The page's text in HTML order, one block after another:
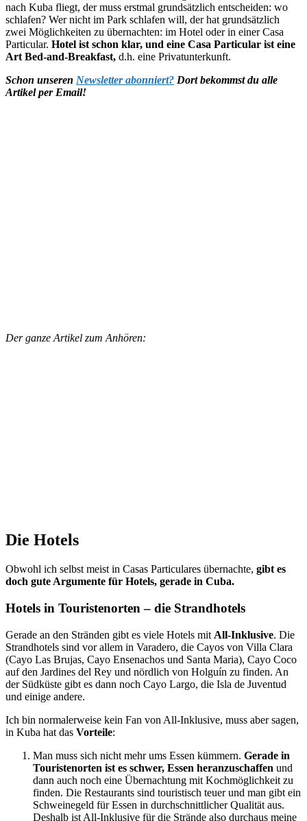
nach Kuba fliegt, der muss erstmal grundsätzlich entscheiden: wo
schlafen? Wer nicht im Park schlafen will, der hat grundsätzlich
zwei Möglichkeiten zu übernachten: im Hotel oder in einer Casa
Particular. Hotel ist schon klar, und eine Casa Particular ist eine
Art Bed-and-Breakfast, d.h. eine Privatunterkunft.
Schon unseren Newsletter abonniert? Dort bekommst du alle
Artikel per Email!
Der ganze Artikel zum Anhören:
Die Hotels
Obwohl ich selbst meist in Casas Particulares übernachte, gibt es
doch gute Argumente für Hotels, gerade in Cuba.
Hotels in Touristenorten – die Strandhotels
Gerade an den Stränden gibt es viele Hotels mit All-Inklusive. Die
Strandhotels sind vor allem in Varadero, die Cayos von Villa Clara
(Cayo Las Brujas, Cayo Ensenachos und Santa Maria), Cayo Coco
auf den Jardines del Rey und nördlich von Holguín zu finden. An
der Südküste gibt es dann noch Cayo Largo, die Isla de Juventud
und einige andere.
Ich bin normalerweise kein Fan von All-Inklusive, muss aber sagen,
in Kuba hat das Vorteile:
Man muss sich nicht mehr ums Essen kümmern. Gerade in
Touristenorten ist es schwer, Essen heranzuschaffen und
dann auch noch eine Übernachtung mit Kochmöglichkeit zu
finden. Die Restaurants sind touristisch teuer und man gibt ein
Schweinegeld für Essen in durchschnittlicher Qualität aus.
Deshalb ist All-Inklusive für die Strände also durchaus meine